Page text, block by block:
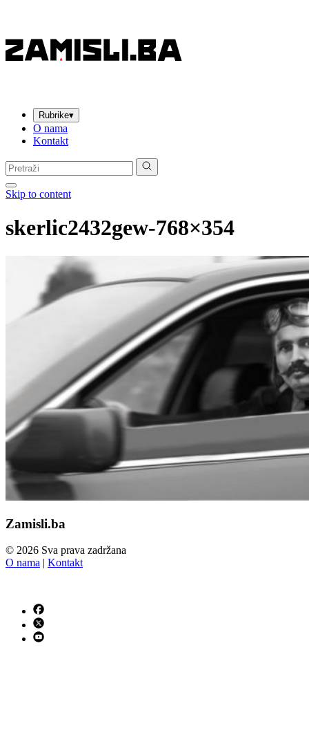
Rubrike▾
O nama
Kontakt
Pretraga:
Skip to content
skerlic2432gew-768×354
Zamisli.ba
© 2026 Sva prava zadržana
O nama | Kontakt